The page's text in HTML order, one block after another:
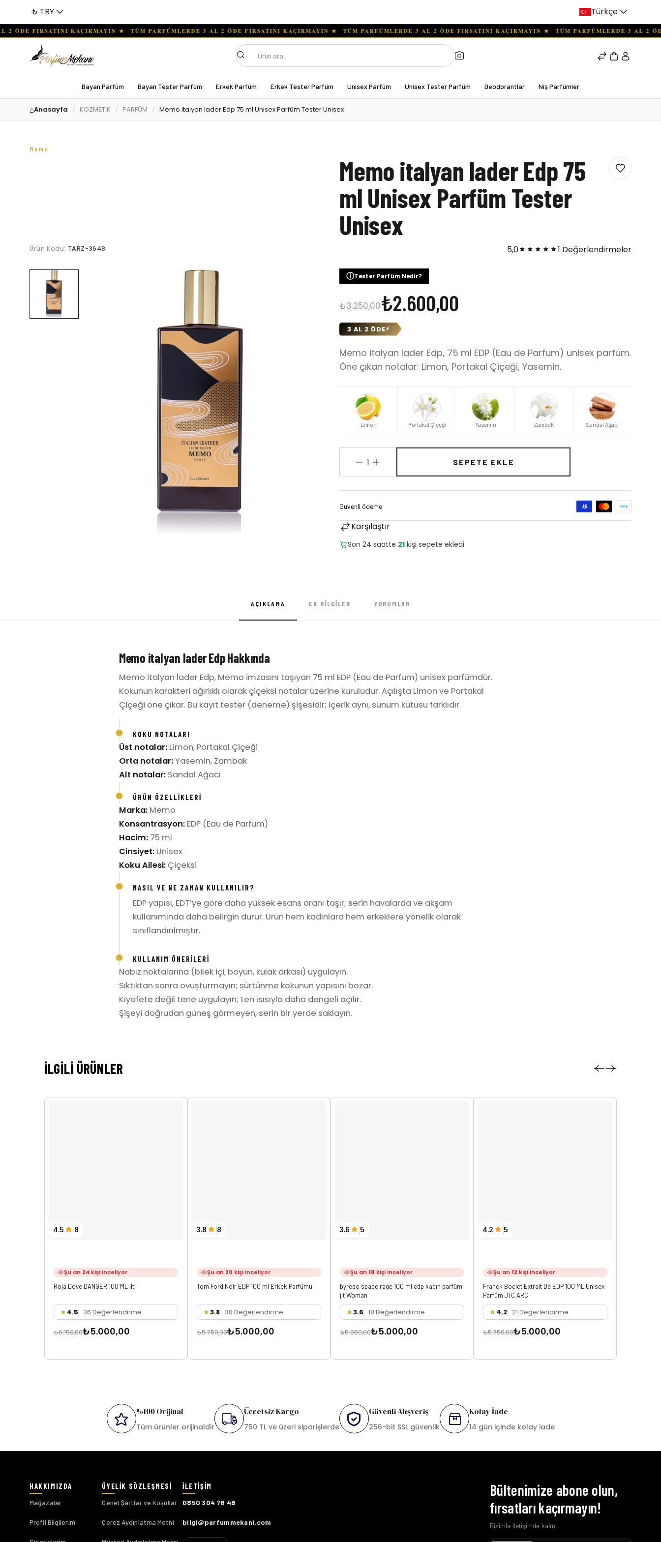
₺ TRY Türkçe
Bayan Parfüm Bayan Tester Parfüm Erkek Parfüm Erkek Tester Parfüm Unisex Parfüm Unisex Tester Parfüm Deodorantlar Niş Parfümler
Ara
Anasayfa KOZMETİK PARFÜM Memo italyan lader Edp 75 ml Unisex Parfüm Tester Unisex
Memo
Memo italyan lader Edp 75
ml Unisex Parfüm Tester
Unisex
Ürün Kodu: TARZ-3648 5,0 1 Değerlendirmeler
Son 24 saatte 6adet satıldı
ⓘTester Parfüm Nedir?
₺3.250,00₺2.600,00
3 AL 2 ÖDE⚡
Memo italyan lader Edp, 75 ml EDP (Eau de Parfum) unisex parfüm.
Öne çıkan notalar: Limon, Portakal Çiçeği, Yasemin.
Limon Portakal Çiçeği Yasemin Zambak Sandal Ağacı
1 SEPETE EKLE
Karşılaştır
AÇIKLAMA EK BILGILER YORUMLAR
Memo italyan lader Edp Hakkında
Memo italyan lader Edp, Memo imzasını taşıyan 75 ml EDP (Eau de Parfum) unisex parfümdür.
Kokunun karakteri ağırlıklı olarak çiçeksi notalar üzerine kuruludur. Açılışta Limon ve Portakal
Çiçeği öne çıkar. Bu kayıt tester (deneme) şişesidir; içerik aynı, sunum kutusu farklıdır.
KOKU NOTALARI
Üst notalar: Limon, Portakal Çiçeği
Orta notalar:Yasemin, Zambak
Alt notalar: Sandal Ağacı
ÜRÜN ÖZELLIKLERI
Marka: Memo
Konsantrasyon: EDP (Eau de Parfum)
Hacim: 75 ml
Cinsiyet: Unisex
Koku Ailesi: Çiçeksi
NASIL VE NE ZAMAN KULLANILIR?
EDP yapısı, EDT’ye göre daha yüksek esans oranı taşır; serin havalarda ve akşam
kullanımında daha belirgin durur. Ürün hem kadınlara hem erkeklere yönelik olarak
sınıflandırılmıştır.
KULLANIM ÖNERILERI
Nabız noktalarına (bilek içi, boyun, kulak arkası) uygulayın.
Sıktıktan sonra ovuşturmayın; sürtünme kokunun yapısını bozar.
Kıyafete değil tene uygulayın; ten ısısıyla daha dengeli açılır.
Şişeyi doğrudan güneş görmeyen, serin bir yerde saklayın.
İLGILI ÜRÜNLER
4.5 8
Şu an 24 kişi inceliyor
Roja Dove DANGER 100 ML jlt
4.5 36 Değerlendirme
₺6.150,00₺5.000,00
3.8 8
Şu an 20 kişi inceliyor
Tom Ford Noir EDP 100 ml Erkek Parfümü
3.8 30 Değerlendirme
₺5.750,00₺5.000,00
3.6 5
Şu an 18 kişi inceliyor
byredo space rage 100 ml edp kadın parfüm
jlt Woman
3.6 18 Değerlendirme
₺5.950,00₺5.000,00
4.2 5
Şu an 12 kişi inceliyor
Franck Boclet Extrait De EDP 100 ML Unisex
Parfüm JTC ARC
4.2 21 Değerlendirme
₺5.750,00₺5.000,00
%100 Orijinal
Tüm ürünler orijinaldir
Ücretsiz Kargo
750 TL ve üzeri siparişlerde
Güvenli Alışveriş
256-bit SSL güvenlik
Kolay İade
14 gün içinde kolay iade
Mağazalar
Profil Bilgilerim
Genel Şartlar ve Koşullar
Çerez Aydınlatma Metni
0850 304 78 48
bilgi@parfummekani.com
Bültenimize abone olun,
fırsatları kaçırmayın!
Bizimle iletişimde kalın.